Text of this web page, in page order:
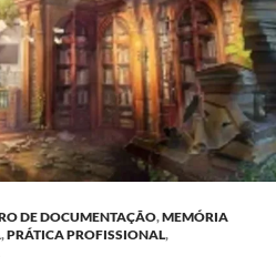
DE DOCUMENTAÇÃO,MEMÓRIA
,PRÁTICA PROFISSIONAL,